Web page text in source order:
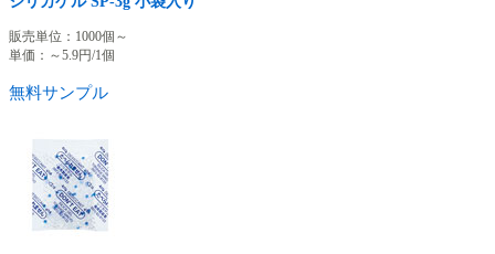
販売単位：1000個～
単価：～5.9円/1個
無料サンプル